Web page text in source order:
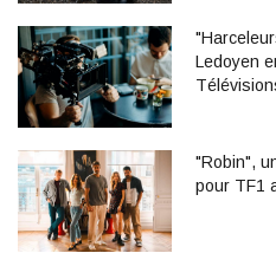
Ledoyen
"Robin",
pour TF1